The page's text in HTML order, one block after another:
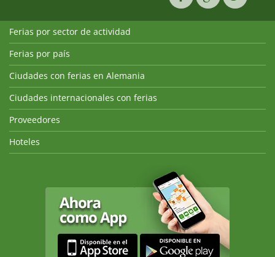
Ferias por sector de actividad
Ferias por país
Ciudades con ferias en Alemania
Ciudades internacionales con ferias
Proveedores
Hoteles